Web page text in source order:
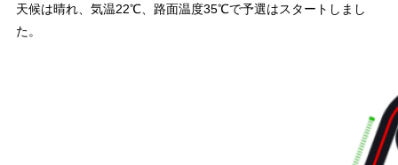
天候は晴れ、気温22℃、路面温度35℃で予選はスタートしまし
た。